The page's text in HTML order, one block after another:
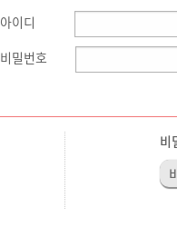
아이디
비밀번호
비